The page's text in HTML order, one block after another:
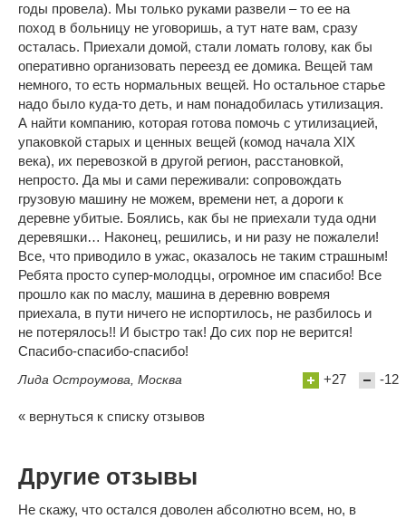
годы провела). Мы только руками развели – то ее на
поход в больницу не уговоришь, а тут нате вам, сразу
осталась. Приехали домой, стали ломать голову, как бы
оперативно организовать переезд ее домика. Вещей там
немного, то есть нормальных вещей. Но остальное старье
надо было куда-то деть, и нам понадобилась утилизация.
А найти компанию, которая готова помочь с утилизацией,
упаковкой старых и ценных вещей (комод начала XIX
века), их перевозкой в другой регион, расстановкой,
непросто. Да мы и сами переживали: сопровождать
грузовую машину не можем, времени нет, а дороги к
деревне убитые. Боялись, как бы не приехали туда одни
деревяшки… Наконец, решились, и ни разу не пожалели!
Все, что приводило в ужас, оказалось не таким страшным!
Ребята просто супер-молодцы, огромное им спасибо! Все
прошло как по маслу, машина в деревню вовремя
приехала, в пути ничего не испортилось, не разбилось и
не потерялось!! И быстро так! До сих пор не верится!
Спасибо-спасибо-спасибо!
Лида Остроумова, Москва +27 -12
« вернуться к списку отзывов
Другие отзывы
Не скажу, что остался доволен абсолютно всем, но, в